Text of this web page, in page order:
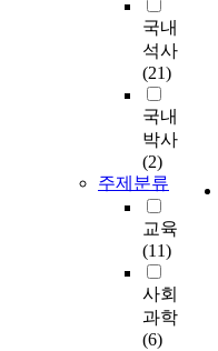
국내
석사
(21)
국내
박사
(2)
주제분류
교육
(11)
사회
과학
(6)